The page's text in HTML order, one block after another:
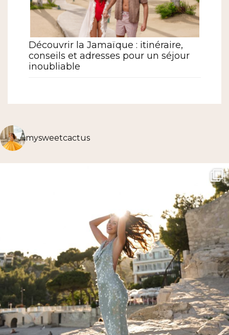
Découvrir la Jamaïque : itinéraire,
conseils et adresses pour un séjour
inoubliable
mysweetcactus